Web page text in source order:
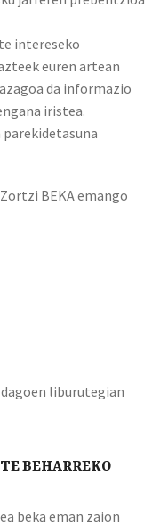
intereseko
euren artean
da informazio
iristea.
BEKA emango
liburutegian
BEHARREKO
beka eman zaion